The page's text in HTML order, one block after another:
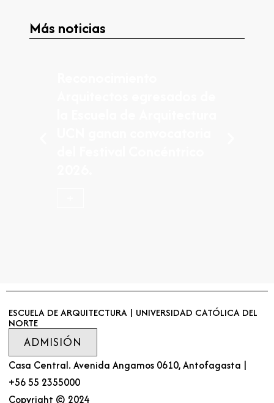
Más noticias
ESCUELA DE ARQUITECTURA | UNIVERSIDAD CATÓLICA DEL
NORTE
ADMISIÓN
Casa Central. Avenida Angamos 0610, Antofagasta |
+56 55 2355000
Copyright © 2024